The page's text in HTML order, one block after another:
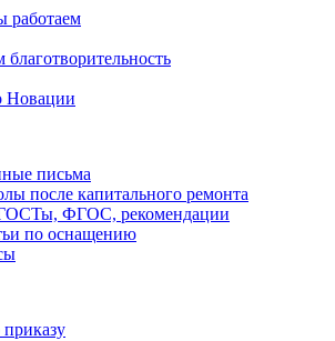
работаем
Новации
письма
после капитального ремонта
ФГОС, рекомендации
по оснащению